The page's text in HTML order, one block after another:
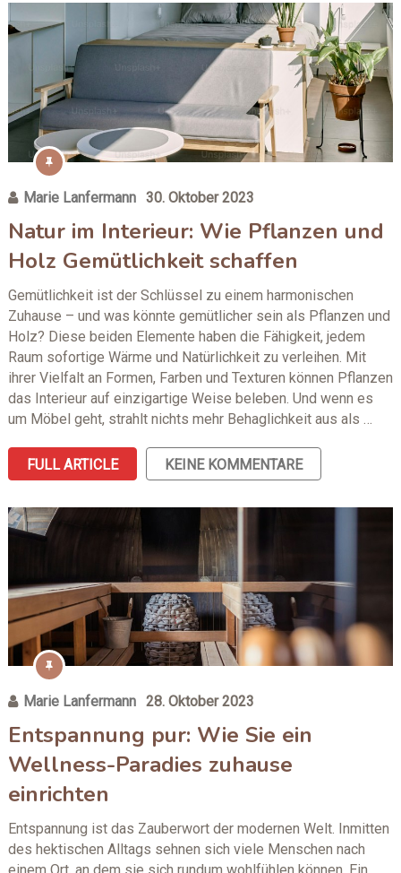
Marie Lanfermann 30. Oktober 2023
Natur im Interieur: Wie Pflanzen und
Holz Gemütlichkeit schaffen
Gemütlichkeit ist der Schlüssel zu einem harmonischen
Zuhause – und was könnte gemütlicher sein als Pflanzen und
Holz? Diese beiden Elemente haben die Fähigkeit, jedem
Raum sofortige Wärme und Natürlichkeit zu verleihen. Mit
ihrer Vielfalt an Formen, Farben und Texturen können Pflanzen
das Interieur auf einzigartige Weise beleben. Und wenn es
um Möbel geht, strahlt nichts mehr Behaglichkeit aus als …
FULL ARTICLE KEINE KOMMENTARE
Marie Lanfermann 28. Oktober 2023
Entspannung pur: Wie Sie ein
Wellness-Paradies zuhause
einrichten
Entspannung ist das Zauberwort der modernen Welt. Inmitten
des hektischen Alltags sehnen sich viele Menschen nach